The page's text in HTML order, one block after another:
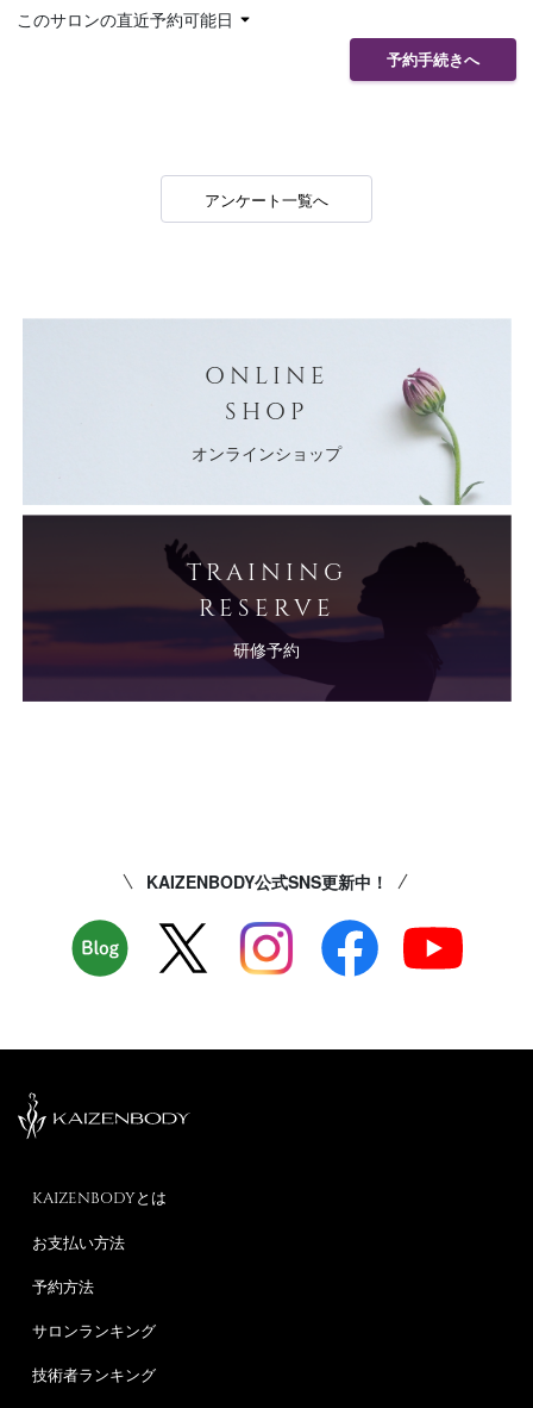
このサロンの直近予約可能日
予約手続きへ
アンケート一覧へ
ONLINE
SHOP
オンラインショップ
TRAINING
RESERVE
研修予約
KAIZENBODY公式SNS更新中！
KAIZENBODYとは
お支払い方法
予約方法
サロンランキング
技術者ランキング